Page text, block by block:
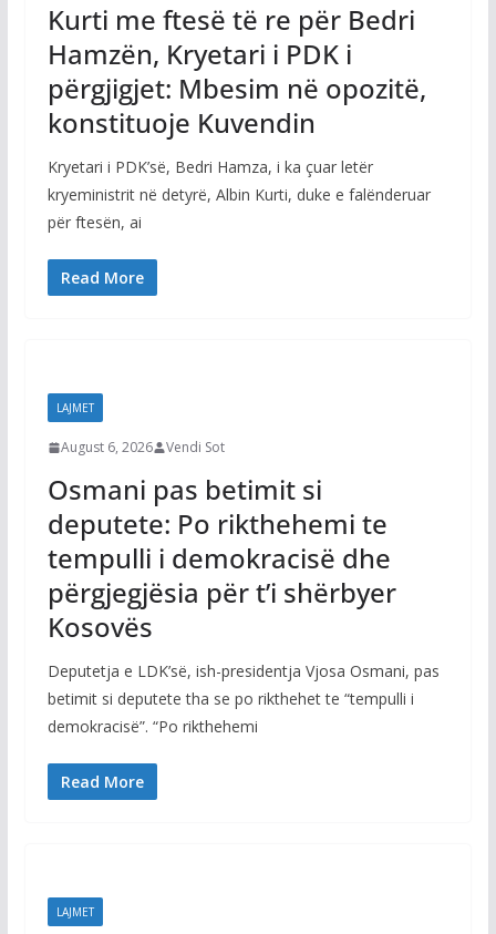
Kurti me ftesë të re për Bedri
Hamzën, Kryetari i PDK i
përgjigjet: Mbesim në opozitë,
konstituoje Kuvendin
Kryetari i PDK’së, Bedri Hamza, i ka çuar letër
kryeministrit në detyrë, Albin Kurti, duke e falënderuar
për ftesën, ai
Read More
LAJMET
August 6, 2026 Vendi Sot
Osmani pas betimit si
deputete: Po rikthehemi te
tempulli i demokracisë dhe
përgjegjësia për t’i shërbyer
Kosovës
Deputetja e LDK’së, ish-presidentja Vjosa Osmani, pas
betimit si deputete tha se po rikthehet te “tempulli i
demokracisë”. “Po rikthehemi
Read More
LAJMET